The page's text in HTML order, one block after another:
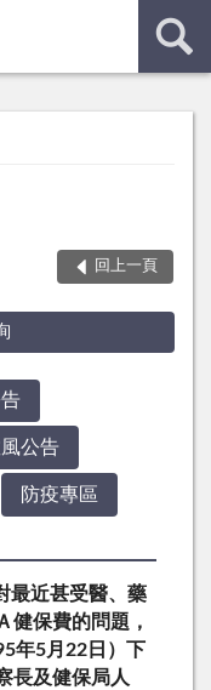
回上一頁
公告
防疫專區
最近甚受醫、藥
健保費的問題，
年5月22日）下
長及健保局人